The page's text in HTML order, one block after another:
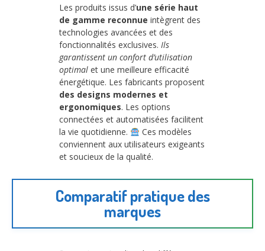
Les produits issus d’une série haut
de gamme reconnue intègrent des
technologies avancées et des
fonctionnalités exclusives. Ils
garantissent un confort d’utilisation
optimal et une meilleure efficacité
énergétique. Les fabricants proposent
des designs modernes et
ergonomiques. Les options
connectées et automatisées facilitent
la vie quotidienne.
Ces modèles
conviennent aux utilisateurs exigeants
et soucieux de la qualité.
Comparatif pratique des
marques